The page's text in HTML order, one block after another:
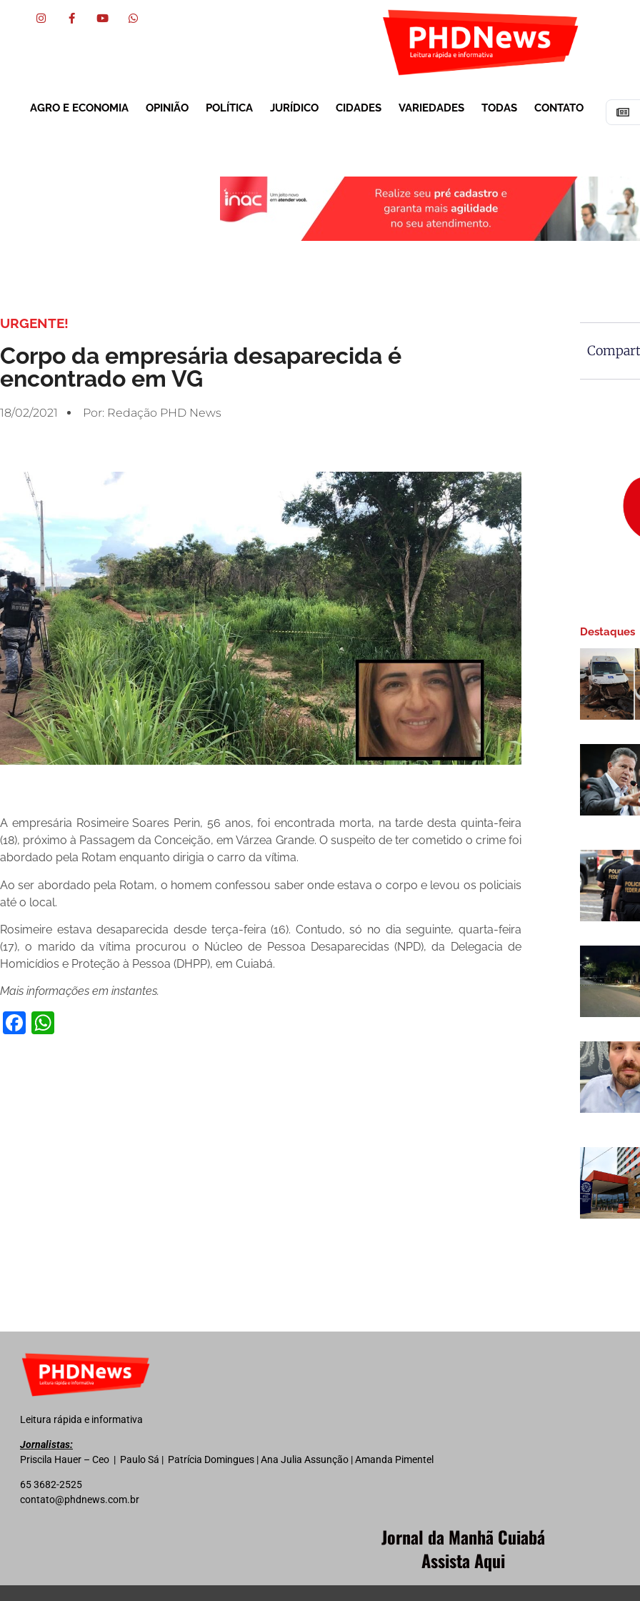
AGRO E ECONOMIA OPINIÃO POLÍTICA JURÍDICO CIDADES VARIEDADES TODAS CONTATO
URGENTE!
Corpo da empresária desaparecida é
encontrado em VG
18/02/2021 Por: Redação PHD News
A empresária Rosimeire Soares Perin, 56 anos, foi encontrada morta, na tarde desta quinta-feira
(18), próximo à Passagem da Conceição, em Várzea Grande. O suspeito de ter cometido o crime foi
abordado pela Rotam enquanto dirigia o carro da vítima.
Ao ser abordado pela Rotam, o homem confessou saber onde estava o corpo e levou os policiais
até o local.
Rosimeire estava desaparecida desde terça-feira (16). Contudo, só no dia seguinte, quarta-feira
(17), o marido da vítima procurou o Núcleo de Pessoa Desaparecidas (NPD), da Delegacia de
Homicídios e Proteção à Pessoa (DHPP), em Cuiabá.
Mais informações em instantes.
Facebook
Destaques
Leitura rápida e informativa
Jornalistas:
Priscila Hauer – Ceo | Paulo Sá | Patrícia Domingues | Ana Julia Assunção | Amanda Pimentel
65 3682-2525
contato@phdnews.com.br
Jornal da Manhã Cuiabá
Assista Aqui